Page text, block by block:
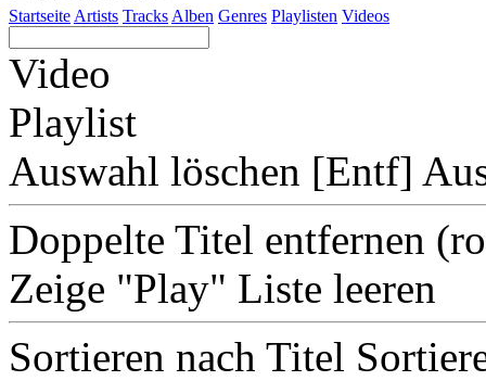
Startseite Artists Tracks Alben Genres Playlisten Videos
Video
Playlist
Auswahl löschen [Entf]
Doppelte Titel entfernen
Zeige "Play" Liste leeren
Sortieren nach Titel